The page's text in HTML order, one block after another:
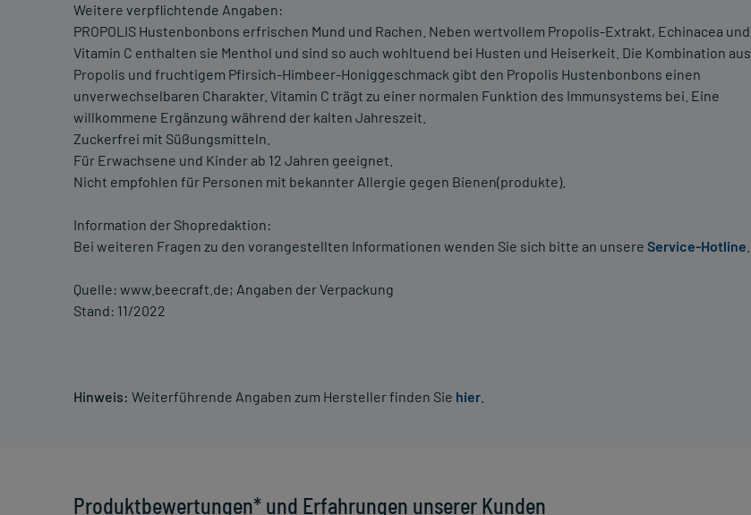
Weitere verpflichtende Angaben:
PROPOLIS Hustenbonbons erfrischen Mund und Rachen. Neben wertvollem Propolis-Extrakt, Echinacea und
Vitamin C enthalten sie Menthol und sind so auch wohltuend bei Husten und Heiserkeit. Die Kombination aus
Propolis und fruchtigem Pfirsich-Himbeer-Honiggeschmack gibt den Propolis Hustenbonbons einen
unverwechselbaren Charakter. Vitamin C trägt zu einer normalen Funktion des Immunsystems bei. Eine
willkommene Ergänzung während der kalten Jahreszeit.
Zuckerfrei mit Süßungsmitteln.
Für Erwachsene und Kinder ab 12 Jahren geeignet.
Nicht empfohlen für Personen mit bekannter Allergie gegen Bienen(produkte).
Information der Shopredaktion:
Bei weiteren Fragen zu den vorangestellten Informationen wenden Sie sich bitte an unsere Service-Hotline
Quelle: www.beecraft.de; Angaben der Verpackung
Stand: 11/2022
Hinweis: Weiterführende Angaben zum Hersteller finden Sie hier
Produktbewertungen* und Erfahrungen unserer Kunden